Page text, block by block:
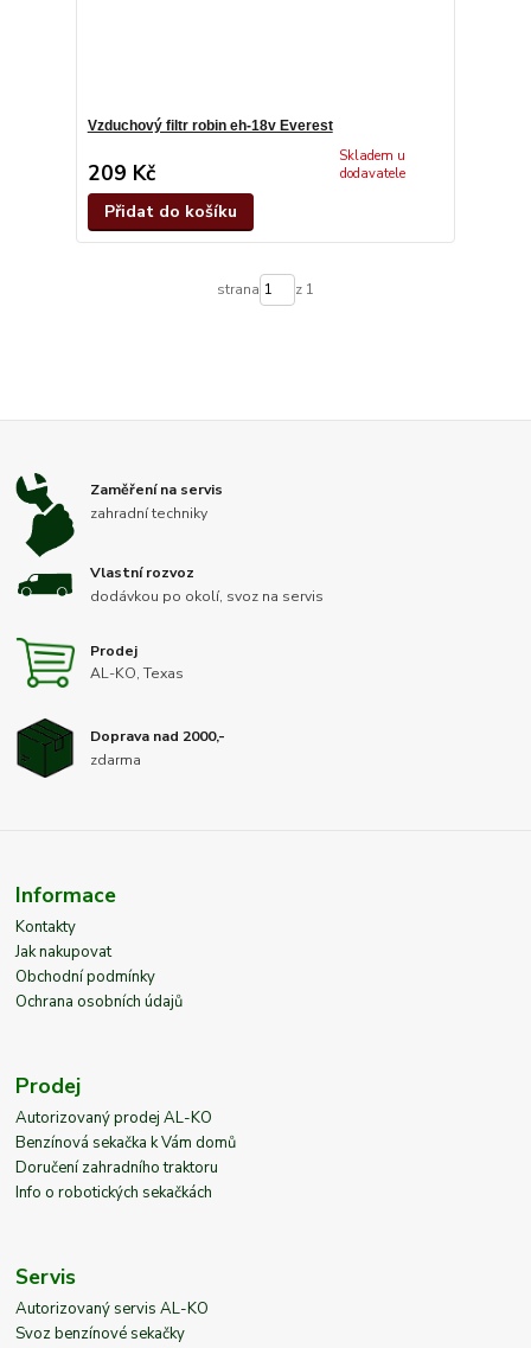
Vzduchový filtr robin eh-18v Everest
209 Kč
Skladem u
dodavatele
Přidat do košíku
strana z 1
Zaměření na servis
zahradní techniky
Vlastní rozvoz
dodávkou po okolí, svoz na servis
Prodej
AL-KO, Texas
Doprava nad 2000,-
zdarma
Informace
Kontakty
Jak nakupovat
Obchodní podmínky
Ochrana osobních údajů
Prodej
Autorizovaný prodej AL-KO
Benzínová sekačka k Vám domů
Doručení zahradního traktoru
Info o robotických sekačkách
Servis
Autorizovaný servis AL-KO
Svoz benzínové sekačky